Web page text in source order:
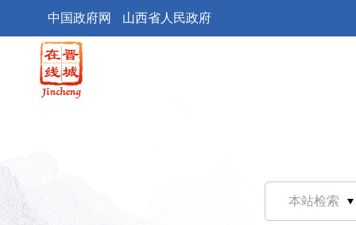
中国政府网 山西省人民政府
本站检索